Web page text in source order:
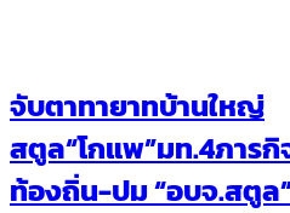
จับตาทายาทบ้านใหญ่
สตูล“โกแพ”มท.4ภาร
ท้องถิ่น-ปม “อบจ.สตูล